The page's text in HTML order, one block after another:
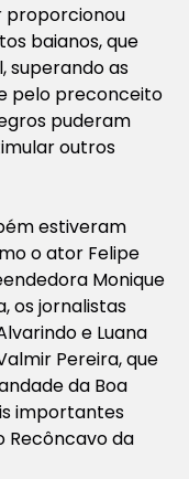
proporcionou
baianos, que
superando as
pelo preconceito
puderam
outros
estiveram
o ator Felipe
Monique
os jornalistas
e Luana
Pereira, que
da Boa
importantes
Recôncavo da